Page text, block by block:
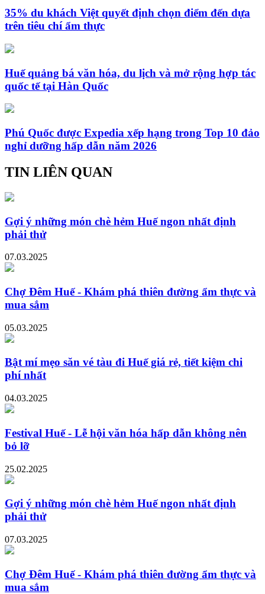
35% du khách Việt quyết định chọn điểm đến dựa
trên tiêu chí ẩm thực
Huế quảng bá văn hóa, du lịch và mở rộng hợp tác
quốc tế tại Hàn Quốc
Phú Quốc được Expedia xếp hạng trong Top 10 đảo
nghỉ dưỡng hấp dẫn năm 2026
TIN LIÊN QUAN
Gợi ý những món chè hẻm Huế ngon nhất định
phải thử
07.03.2025
Chợ Đêm Huế - Khám phá thiên đường ẩm thực và
mua sắm
05.03.2025
Bật mí mẹo săn vé tàu đi Huế giá rẻ, tiết kiệm chi
phí nhất
04.03.2025
Festival Huế - Lễ hội văn hóa hấp dẫn không nên
bỏ lỡ
25.02.2025
Gợi ý những món chè hẻm Huế ngon nhất định
phải thử
07.03.2025
Chợ Đêm Huế - Khám phá thiên đường ẩm thực và
mua sắm